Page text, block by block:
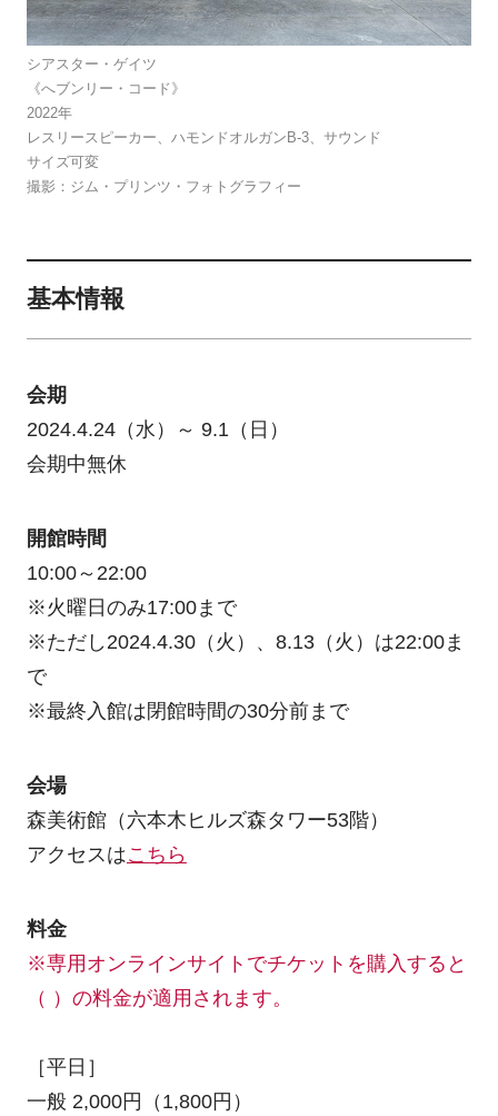
シアスター・ゲイツ
《へブンリー・コード》
2022年
レスリースピーカー、ハモンドオルガンB-3、サウンド
サイズ可変
撮影：ジム・プリンツ・フォトグラフィー
基本情報
会期
2024.4.24（水）～ 9.1（日）
会期中無休
開館時間
10:00～22:00
※火曜日のみ17:00まで
※ただし2024.4.30（火）、8.13（火）は22:00ま
で
※最終入館は閉館時間の30分前まで
会場
森美術館（六本木ヒルズ森タワー53階）
アクセスはこちら
料金
※専用オンラインサイトでチケットを購入すると
（ ）の料金が適用されます。
［平日］
一般 2,000円（1,800円）